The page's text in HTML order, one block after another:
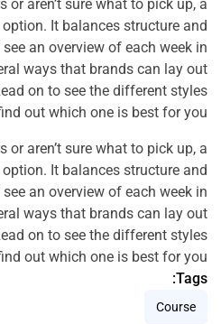
or aren’t sure what to pick up, a
option. It balances structure and
an overview of each week in
ways that brands can lay out
on to see the different styles
find out which one is best for you.
or aren’t sure what to pick up, a
option. It balances structure and
an overview of each week in
ways that brands can lay out
on to see the different styles
find out which one is best for you.
Tags:
Course